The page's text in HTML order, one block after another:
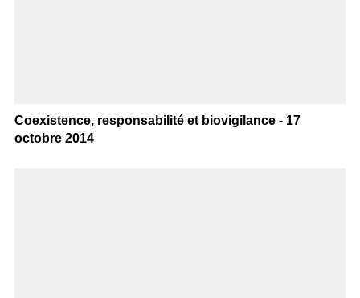
Coexistence, responsabilité et biovigilance - 17
octobre 2014